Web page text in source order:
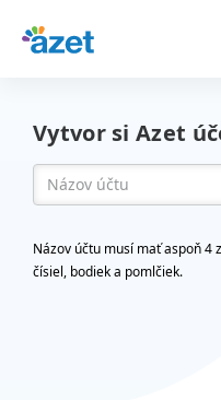
Vytvor si Azet
Názov účtu musí mať aspoň 4
čísiel, bodiek a pomlčiek.